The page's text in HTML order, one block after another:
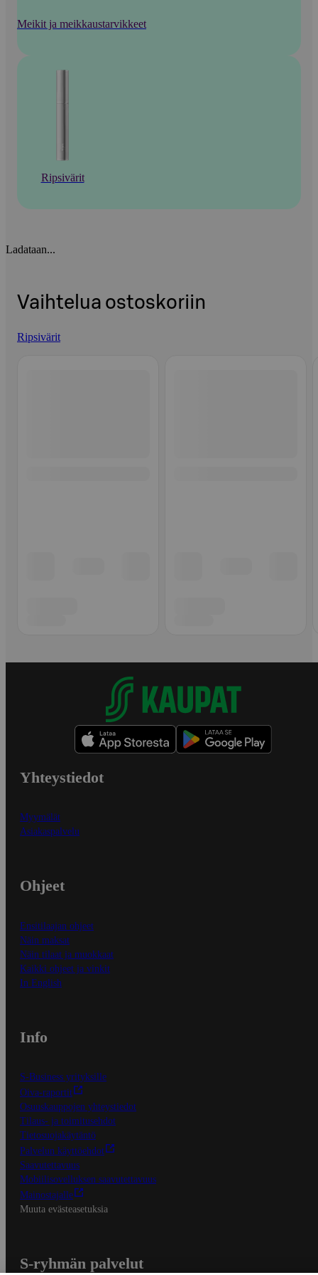
Meikit ja meikkaustarvikkeet
Ripsivärit
Ladataan...
Vaihtelua ostoskoriin
Ripsivärit
Yhteystiedot
Myymälät
Asiakaspalvelu
Ohjeet
Ensitilaajan ohjeet
Näin maksat
Näin tilaat ja muokkaat
Kaikki ohjeet ja vinkit
In English
Info
S-Business yrityksille
Oiva-raportit
Osuuskauppojen yhteystiedot
Tilaus- ja toimitusehdot
Tietosuojakäytäntö
Palvelun käyttöehdot
Saavutettavuus
Mobiilisovelluksen saavutettavuus
Mainostajalle
Muuta evästeasetuksia
S-ryhmän palvelut